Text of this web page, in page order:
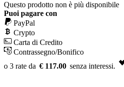
Questo prodotto non è più disponibile
Puoi pagare con
PayPal
Crypto
Carta di Credito
Contrassegno/Bonifico
€ 117.00